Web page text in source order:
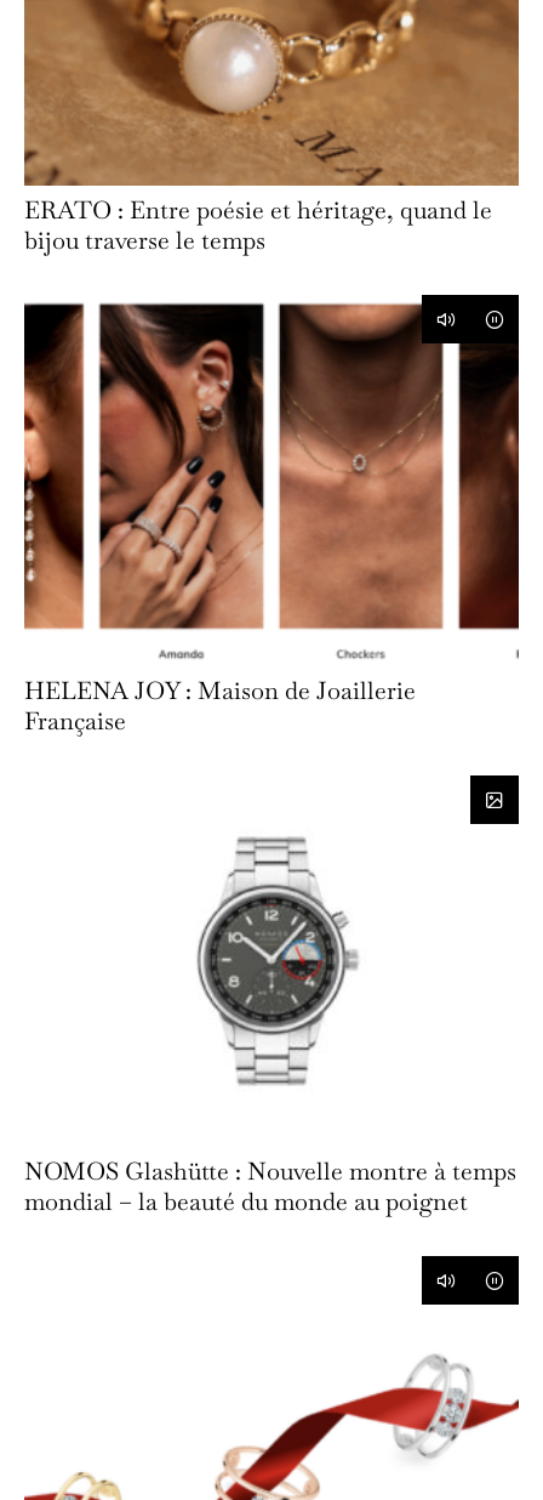
ERATO : Entre poésie et héritage, quand le
bijou traverse le temps
HELENA JOY : Maison de Joaillerie
Française
NOMOS Glashütte : Nouvelle montre à temps
mondial – la beauté du monde au poignet